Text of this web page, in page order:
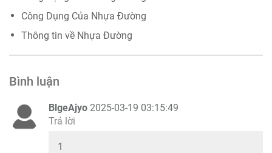
Công Dụng Của Nhựa Đường
Thông tin về Nhựa Đường
Bình luận
BlgeAjyo 2025-03-19 03:15:49
Trả lời
1